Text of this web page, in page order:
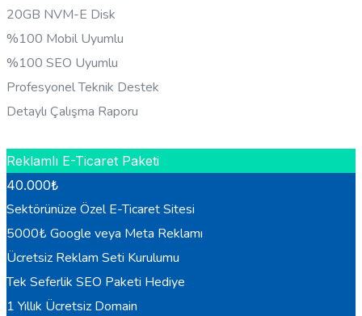
20GB NVM-E Disk
%100 Mobil Uyumlu
%100 SEO Uyumlu
Profesyonel Teknik Destek
Detaylı Çalışma Raporu
Reklamlı E-Ticaret Paketi
40.000₺
Sektörünüze Özel E-Ticaret Sitesi
5000₺ Google veya Meta Reklamı
Ücretsiz Reklam Seti Kurulumu
Tek Seferlik SEO Paketi Hediye
1 Yıllık Ücretsiz Domain